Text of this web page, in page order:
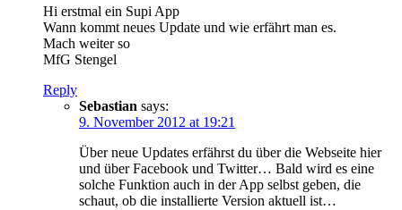
Hi erstmal ein Supi App
Wann kommt neues Update und wie erfährt man es.
Mach weiter so
MfG Stengel
Reply
Sebastian says:
9. November 2012 at 19:21
Über neue Updates erfährst du über die Webseite hier
und über Facebook und Twitter… Bald wird es eine
solche Funktion auch in der App selbst geben, die
schaut, ob die installierte Version aktuell ist…